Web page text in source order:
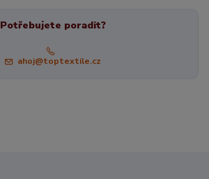
Potřebujete poradit?
ahoj@toptextile.cz